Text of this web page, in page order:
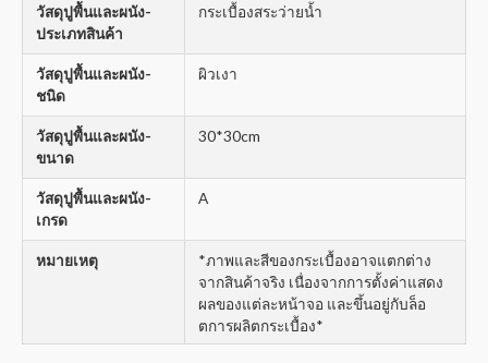
วัสดุปูพื้นและผนัง-
ประเภทสินค้า
กระเบื้องสระว่ายน้ำ
วัสดุปูพื้นและผนัง-
ชนิด
ผิวเงา
วัสดุปูพื้นและผนัง-
ขนาด
30*30cm
วัสดุปูพื้นและผนัง-
เกรด
A
หมายเหตุ
*ภาพและสีของกระเบื้องอาจแตกต่าง
จากสินค้าจริง เนื่องจากการตั้งค่าแสดง
ผลของแต่ละหน้าจอ และขึ้นอยู่กับล็อ
ตการผลิตกระเบื้อง*